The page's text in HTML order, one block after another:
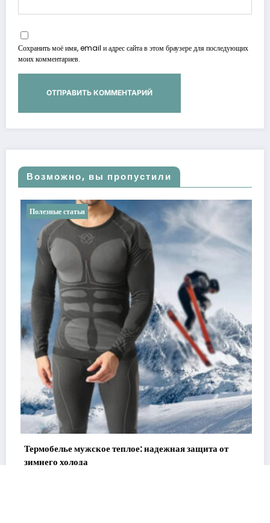
Сохранить моё имя, email и адрес сайта в этом браузере для последующих
моих комментариев.
Возможно, вы пропустили
Полезные статьи
Термобелье мужское теплое: надежная защита от
зимнего холода